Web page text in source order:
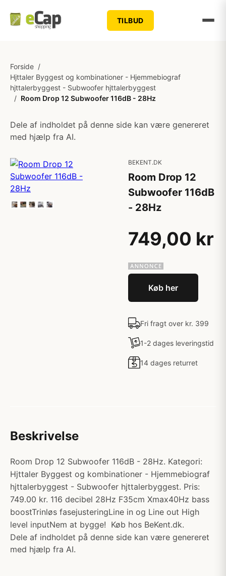
TILBUD
Forside /
Hjttaler Byggest og kombinationer - Hjemmebiograf
hjttalerbyggest - Subwoofer hjttalerbyggest
/ Room Drop 12 Subwoofer 116dB - 28Hz
Dele af indholdet på denne side kan være genereret
med hjælp fra AI.
BEKENT.DK
Room Drop 12
Subwoofer 116dB
- 28Hz
749,00 kr
Køb her
Fri fragt over kr. 399
1-2 dages leveringstid
14 dages returret
Beskrivelse
Room Drop 12 Subwoofer 116dB - 28Hz. Kategori:
Hjttaler Byggest og kombinationer - Hjemmebiograf
hjttalerbyggest - Subwoofer hjttalerbyggest. Pris:
749.00 kr. 116 decibel 28Hz F35cm Xmax40Hz bass
boostTrinløs fasejusteringLine in og Line out High
level inputNem at bygge! Køb hos BeKent.dk.
Dele af indholdet på denne side kan være genereret
med hjælp fra AI.